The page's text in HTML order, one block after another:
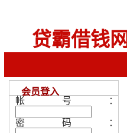
贷霸借钱网
会员登入
帐号：
密码：